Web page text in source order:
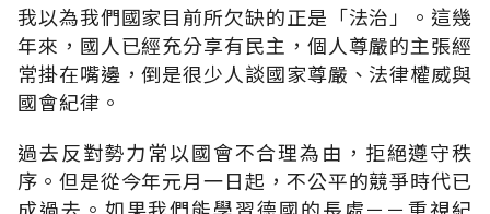
我以為我們國家目前所欠缺的正是「法治」。這幾
年來，國人已經充分享有民主，個人尊嚴的主張經
常掛在嘴邊，倒是很少人談國家尊嚴、法律權威與
國會紀律。
過去反對勢力常以國會不合理為由，拒絕遵守秩
序。但是從今年元月一日起，不公平的競爭時代已
成過去。如果我們能學習德國的長處－－重視紀